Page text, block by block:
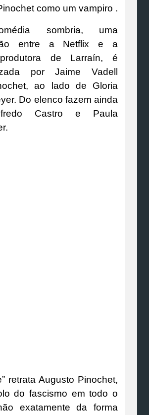
como um vampiro .
sombria, uma
entre a Netflix e a
de Larraín, é
por Jaime Vadell
ao lado de Gloria
Do elenco fazem ainda
Castro e Paula
retrata Augusto Pinochet,
do fascismo em todo o
exatamente da forma